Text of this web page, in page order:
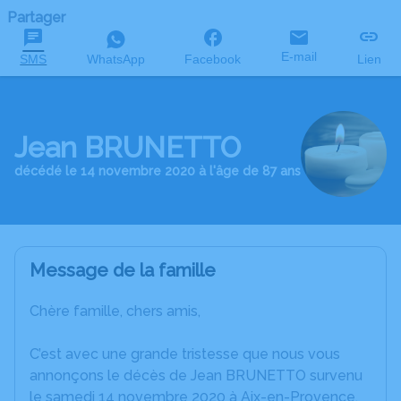
Partager
SMS WhatsApp Facebook E-mail Lien
Jean BRUNETTO
décédé le 14 novembre 2020 à l'âge de 87 ans
Message de la famille
Chère famille, chers amis,
C’est avec une grande tristesse que nous vous
annonçons le décès de Jean BRUNETTO survenu
le samedi 14 novembre 2020 à Aix-en-Provence.